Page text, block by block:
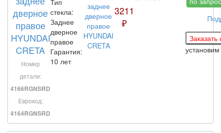
дверное
правое
HYUNDAI
CRETA
Номер
детали:
4166RGNSRD
Еврокод:
4164RGNSRD
Тип
стекла:
Заднее
дверное
правое
Гарантия:
10 лет
3211
₽
установим